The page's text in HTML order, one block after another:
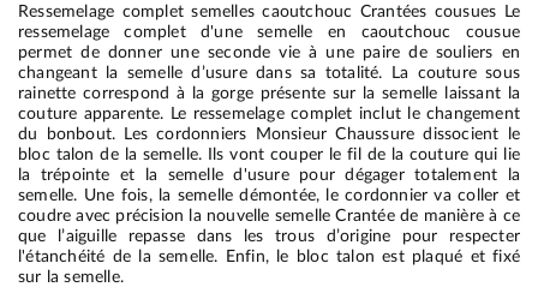
Ressemelage complet semelles caoutchouc Crantées cousues Le
ressemelage complet d'une semelle en caoutchouc cousue
permet de donner une seconde vie à une paire de souliers en
changeant la semelle d’usure dans sa totalité. La couture sous
rainette correspond à la gorge présente sur la semelle laissant la
couture apparente. Le ressemelage complet inclut le changement
du bonbout. Les cordonniers Monsieur Chaussure dissocient le
bloc talon de la semelle. Ils vont couper le fil de la couture qui lie
la trépointe et la semelle d'usure pour dégager totalement la
semelle. Une fois, la semelle démontée, le cordonnier va coller et
coudre avec précision la nouvelle semelle Crantée de manière à ce
que l’aiguille repasse dans les trous d’origine pour respecter
l'étanchéité de la semelle. Enfin, le bloc talon est plaqué et fixé
sur la semelle.